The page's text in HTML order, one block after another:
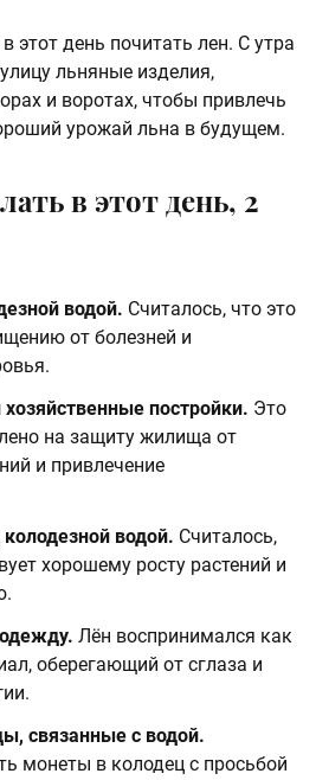
этот день почитать лен. С утра
льняные изделия,
и воротах, чтобы привлечь
урожай льна в будущем.
в этот день, 2
водой. Считалось, что это
от болезней и
постройки. Это
на защиту жилища от
и привлечение
водой. Считалось,
хорошему росту растений и
Лён воспринимался как
оберегающий от сглаза и
связанные с водой.
монеты в колодец с просьбой